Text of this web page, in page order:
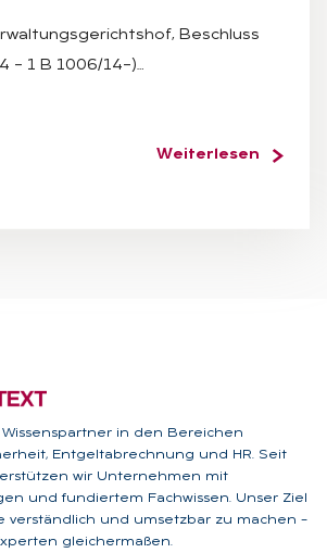
Beschluss
– 1 B 1006/14–)…
Weiterlesen
Wissenspartner in den Bereichen
Entgeltabrechnung und HR. Seit
wir Unternehmen mit
und fundiertem Fachwissen. Unser Ziel
verständlich und umsetzbar zu machen –
gleichermaßen.